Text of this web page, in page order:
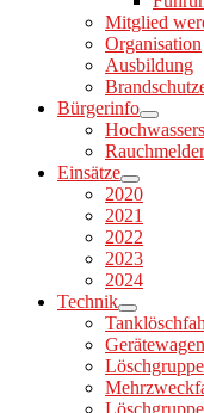
Mitglied
Organisation
Ausbildung
Bürgerinfo
Rauchmelder
Einsätze
2020
2021
2022
2023
2024
Technik